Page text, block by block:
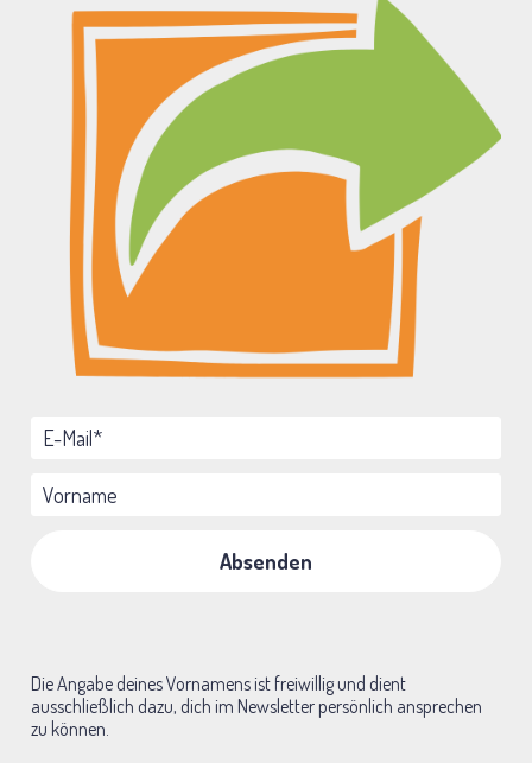
E-Mail*
Vorname
Absenden
Die Angabe deines Vornamens ist freiwillig und dient
ausschließlich dazu, dich im Newsletter persönlich ansprechen
zu können.